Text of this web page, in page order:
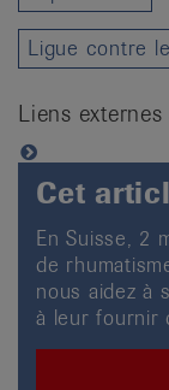
Ligue contre
Liens
Cet
En Suisse, 2
de
nous aidez à
à leur fournir